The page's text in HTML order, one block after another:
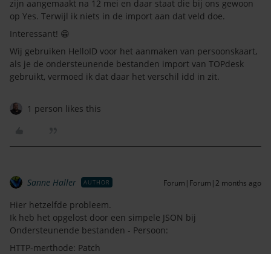
zijn aangemaakt na 12 mei en daar staat die bij ons gewoon
op Yes. Terwijl ik niets in de import aan dat veld doe.
Interessant! 😁
Wij gebruiken HelloID voor het aanmaken van persoonskaart,
als je de ondersteunende bestanden import van TOPdesk
gebruikt, vermoed ik dat daar het verschil idd in zit.
1 person likes this
Sanne Haller AUTHOR Forum|Forum|2 months ago
Hier hetzelfde probleem.
Ik heb het opgelost door een simpele JSON bij
Ondersteunende bestanden - Persoon:
HTTP-merthode: Patch